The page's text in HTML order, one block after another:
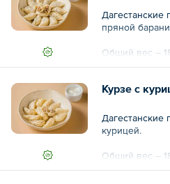
Дагестанские
пряной
Общий вес –
Курзе с
Дагестанские
курицей.
Общий вес –